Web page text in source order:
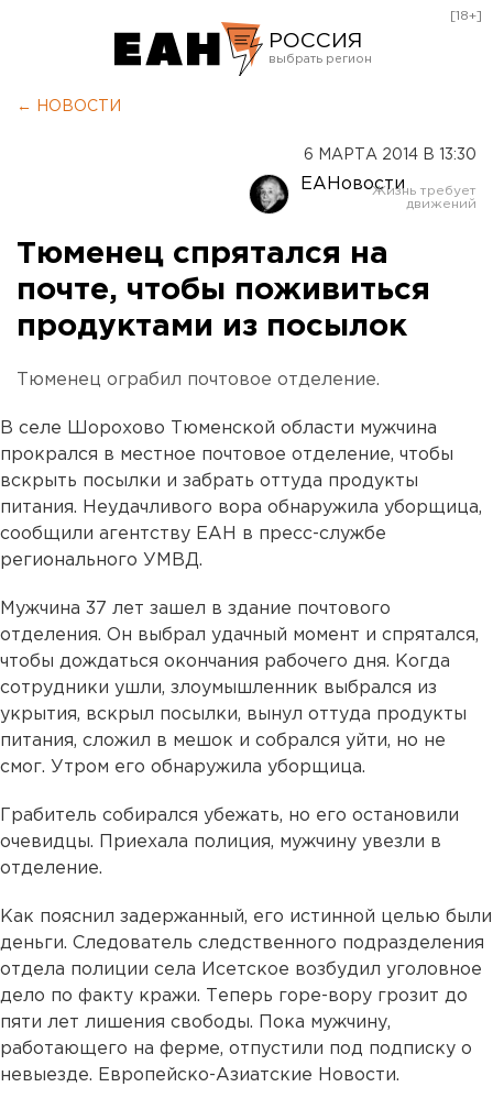
РОССИЯ
Оренбург
[18+]
← НОВОСТИ
6 МАРТА 2014 В 13:30
ЕАНовости
Тюменец спрятался на
почте, чтобы поживиться
продуктами из посылок
Тюменец ограбил почтовое отделение.
В селе Шорохово Тюменской области мужчина
прокрался в местное почтовое отделение, чтобы
вскрыть посылки и забрать оттуда продукты
питания. Неудачливого вора обнаружила уборщица,
сообщили агентству ЕАН в пресс-службе
регионального УМВД.
Мужчина 37 лет зашел в здание почтового
отделения. Он выбрал удачный момент и спрятался,
чтобы дождаться окончания рабочего дня. Когда
сотрудники ушли, злоумышленник выбрался из
укрытия, вскрыл посылки, вынул оттуда продукты
питания, сложил в мешок и собрался уйти, но не
смог. Утром его обнаружила уборщица.
Грабитель собирался убежать, но его остановили
очевидцы. Приехала полиция, мужчину увезли в
отделение.
Как пояснил задержанный, его истинной целью были
деньги. Следователь следственного подразделения
отдела полиции села Исетское возбудил уголовное
дело по факту кражи. Теперь горе-вору грозит до
пяти лет лишения свободы. Пока мужчину,
работающего на ферме, отпустили под подписку о
невыезде. Европейско-Азиатские Новости.